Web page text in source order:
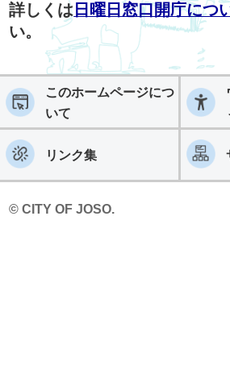
詳しくは 日曜日窓口開庁につ
い。
このホームページにつ
いて
リンク集
© CITY OF JOSO.